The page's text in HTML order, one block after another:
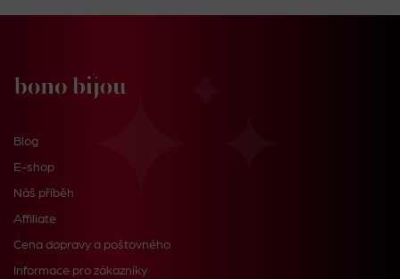
Blog
E-shop
Náš příběh
Affiliate
Cena dopravy a poštovného
Informace pro zákazníky